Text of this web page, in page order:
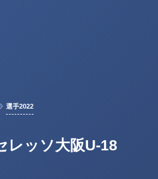
選手2022
ッソ大阪U-18